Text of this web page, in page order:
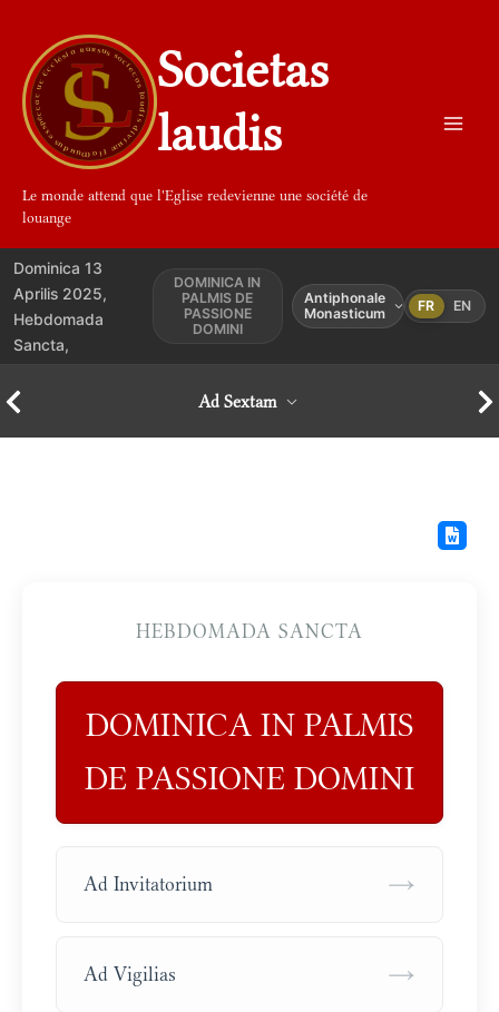
contenu
Societas
laudis
Le monde attend que l'Eglise redevienne une société de
louange
Dominica 13
Aprilis 2025,
Hebdomada
Sancta,
DOMINICA IN
PALMIS DE
PASSIONE
DOMINI
Antiphonale
Monasticum
FR EN
Ad Sextam
HEBDOMADA SANCTA
DOMINICA IN PALMIS
DE PASSIONE DOMINI
Ad Invitatorium →
Ad Vigilias →